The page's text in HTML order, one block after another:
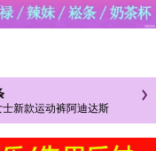
新款运动裤阿迪达斯